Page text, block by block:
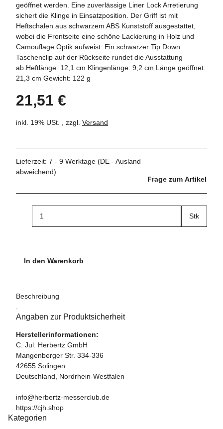
geöffnet werden. Eine zuverlässige Liner Lock Arretierung
sichert die Klinge in Einsatzposition. Der Griff ist mit
Heftschalen aus schwarzem ABS Kunststoff ausgestattet,
wobei die Frontseite eine schöne Lackierung in Holz und
Camouflage Optik aufweist. Ein schwarzer Tip Down
Taschenclip auf der Rückseite rundet die Ausstattung
ab.Heftlänge: 12,1 cm Klingenlänge: 9,2 cm Länge geöffnet:
21,3 cm Gewicht: 122 g
21,51 €
inkl. 19% USt. , zzgl. Versand
Lieferzeit: 7 - 9 Werktage (DE - Ausland
abweichend)
Frage zum Artikel
Stk
In den Warenkorb
Beschreibung
Angaben zur Produktsicherheit
Herstellerinformationen:
C. Jul. Herbertz GmbH
Mangenberger Str. 334-336
42655 Solingen
Deutschland, Nordrhein-Westfalen
info@herbertz-messerclub.de
https://cjh.shop
Kategorien